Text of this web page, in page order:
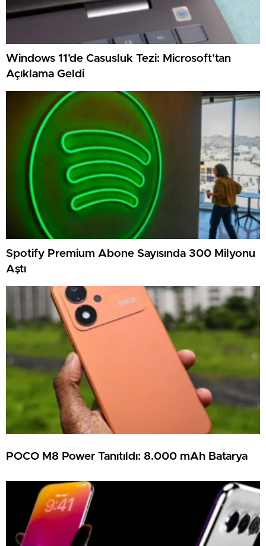
Windows 11’de Casusluk Tezi: Microsoft’tan
Açıklama Geldi
Spotify Premium Abone Sayısında 300 Milyonu
Aştı
POCO M8 Power Tanıtıldı: 8.000 mAh Batarya